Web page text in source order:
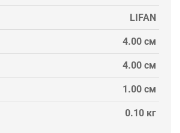
LIFAN
4.00 см
4.00 см
1.00 см
0.10 кг